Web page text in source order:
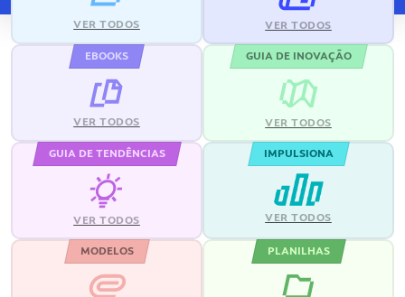
VER TODOS VER TODOS
EBOOKS
VER TODOS
GUIA DE INOVAÇÃO
VER TODOS
GUIA DE TENDÊNCIAS
VER TODOS
IMPULSIONA
VER TODOS
MODELOS PLANILHAS